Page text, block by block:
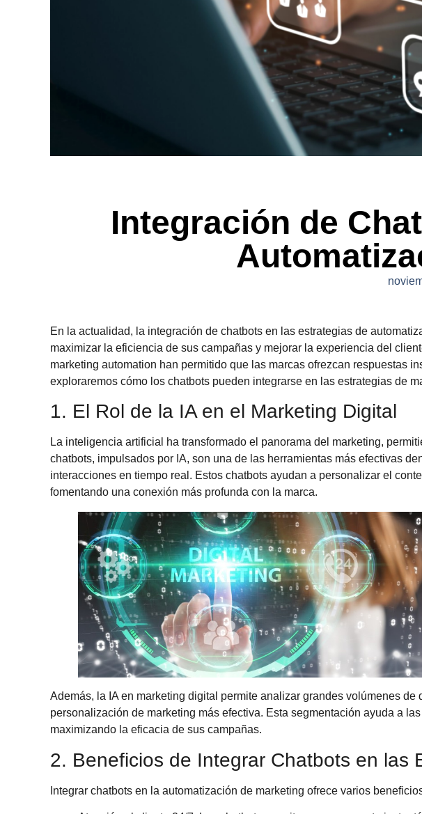
Integración de
En la actualidad, la integración de chatbots en las estrategias de
maximizar la eficiencia de sus campañas y mejorar la experiencia del
marketing automation han permitido que las marcas ofrezcan respuestas
exploraremos cómo los chatbots pueden integrarse en las estrategias de
1. El Rol de la IA en el Marketing Digital
La inteligencia artificial ha transformado el panorama del marketing,
chatbots, impulsados por IA, son una de las herramientas más efectivas
interacciones en tiempo real. Estos chatbots ayudan a personalizar el
fomentando una conexión más profunda con la marca.
Además, la IA en marketing digital permite analizar grandes volúmenes de
personalización de marketing más efectiva. Esta segmentación ayuda a
maximizando la eficacia de sus campañas.
2. Beneficios de Integrar Chatbots en las
Integrar chatbots en la automatización de marketing ofrece varios